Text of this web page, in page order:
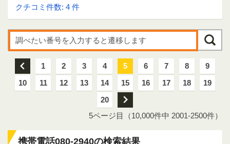
クチコミ件数: 4 件
前 1 2 3 4 5 6 7 8
9
10
11 12 13 14 15 16 17 18
19
20
次
5ページ目（10,000件中 2001-2500件）
携帯電話080-2940の検索結果